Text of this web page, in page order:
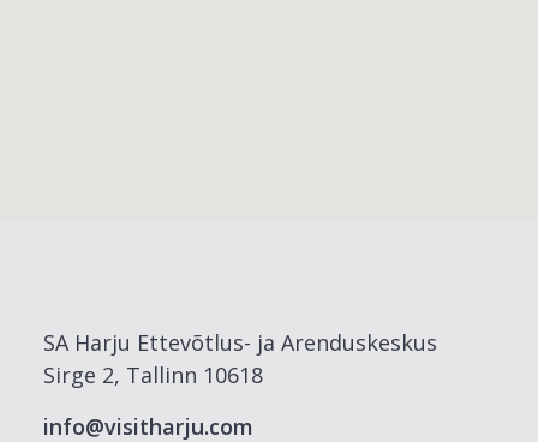
SA Harju Ettevõtlus- ja Arenduskeskus
Sirge 2, Tallinn 10618
info@visitharju.com